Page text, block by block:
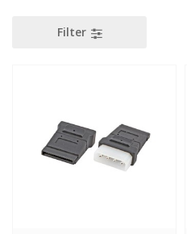
Filter